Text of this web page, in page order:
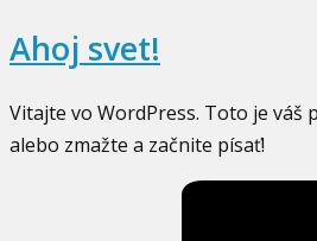
Ahoj svet!
Vitajte vo WordPress. Toto je váš
alebo zmažte a začnite písať!